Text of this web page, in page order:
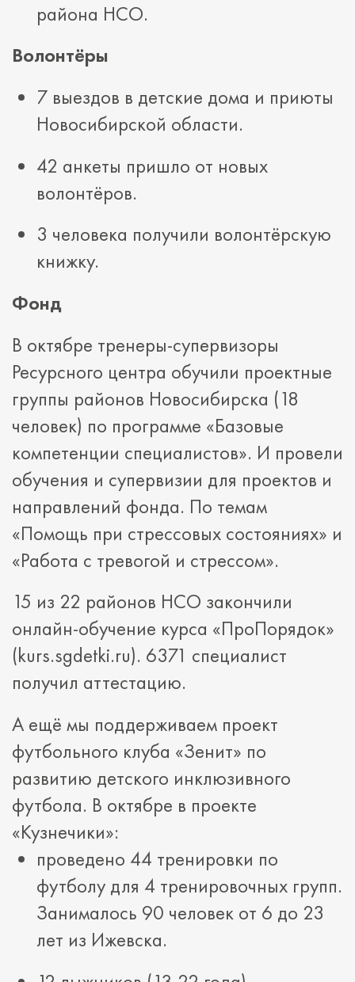
района НСО.
Волонтёры
7 выездов в детские дома и приюты
Новосибирской области.
42 анкеты пришло от новых
волонтёров.
3 человека получили волонтёрскую
книжку.
Фонд
В октябре тренеры-супервизоры
Ресурсного центра обучили проектные
группы районов Новосибирска (18
человек) по программе «Базовые
компетенции специалистов». И провели
обучения и супервизии для проектов и
направлений фонда. По темам
«Помощь при стрессовых состояниях» и
«Работа с тревогой и стрессом».
15 из 22 районов НСО закончили
онлайн-обучение курса «ПроПорядок»
(kurs.sgdetki.ru). 6371 специалист
получил аттестацию.
А ещё мы поддерживаем проект
футбольного клуба «Зенит» по
развитию детского инклюзивного
футбола. В октябре в проекте
«Кузнечики»:
проведено 44 тренировки по
футболу для 4 тренировочных групп.
Занималось 90 человек от 6 до 23
лет из Ижевска.